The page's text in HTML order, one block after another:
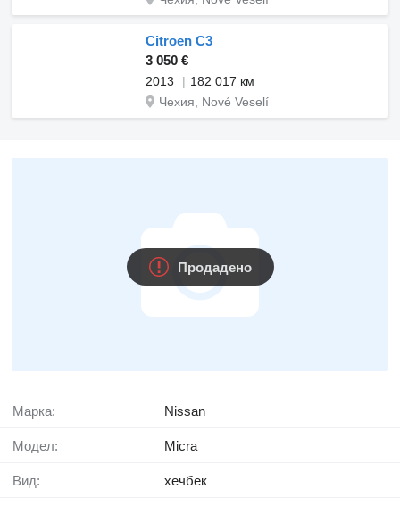
Citroen C3
3 050 €
2013
182 017 км
Чехия, Nové Veselí
Продадено
Марка: Nissan
Модел: Micra
Вид: хечбек